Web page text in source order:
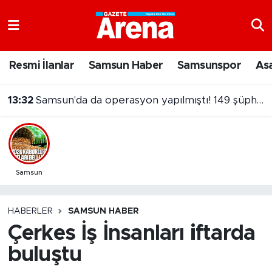
Resmi İlanlar Samsun Haber Samsunspor
13:32 Samsun'da da operasyon yapılmıştı! 149 şüpheliye dava
Samsun
HABERLER SAMSUN HABER
Çerkes İş İnsanları iftarda
buluştu
Samsun Namaz Vakitleri
Trafik Durumu
Süper Lig Puan Durumu ve Fikstür
Son Dakika Haberleri
Haber Arşivi